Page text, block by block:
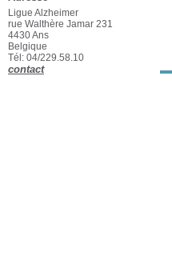
Section
Ouvrages[2]
Périodiques
Rapports[1]
Ligue Alzheimer
rue Walthère Jamar 231
4430 Ans
Belgique
Tél: 04/229.58.10
contact